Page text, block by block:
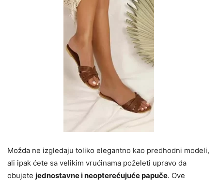
Možda ne izgledaju toliko elegantno kao predhodni modeli,
ali ipak ćete sa velikim vrućinama poželeti upravo da
obujete jednostavne i neopterećujuće papuče. Ove